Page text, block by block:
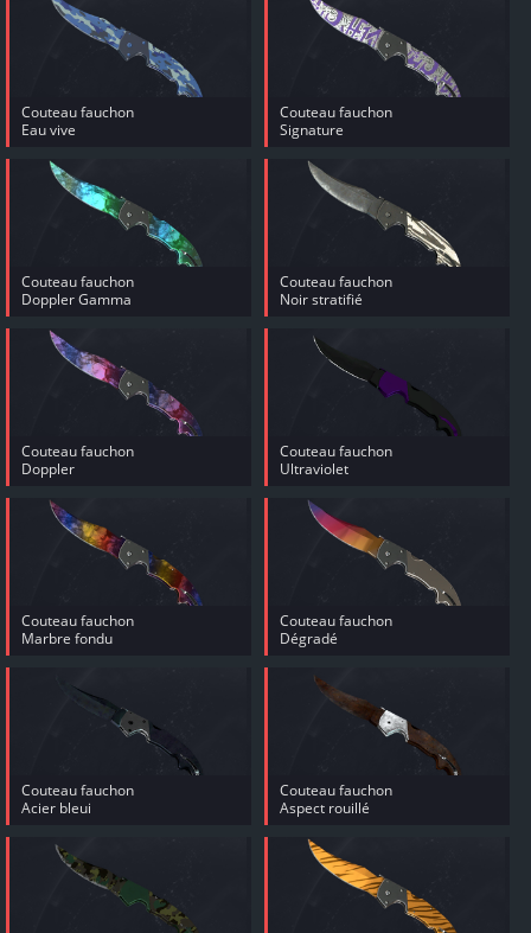
Couteau fauchon
Eau vive
Couteau fauchon
Signature
Couteau fauchon
Doppler Gamma
Couteau fauchon
Noir stratifié
Couteau fauchon
Doppler
Couteau fauchon
Ultraviolet
Couteau fauchon
Marbre fondu
Couteau fauchon
Dégradé
Couteau fauchon
Acier bleui
Couteau fauchon
Aspect rouillé